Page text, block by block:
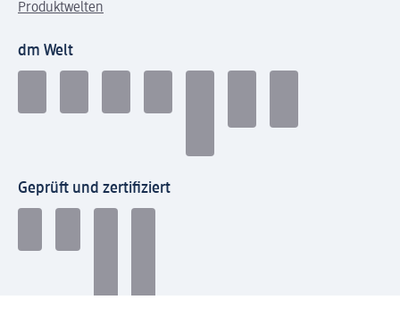
Produktwelten
dm Welt
Geprüft und zertifiziert